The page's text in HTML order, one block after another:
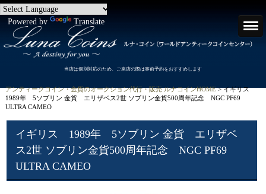
Powered by Translate
当店は個別対応のため、ご来店の際は事前予約をおすすめします
アンティークコイン・金貨のオークション代行・販売 ルナコインHOME> イギリス
1989年 5ソブリン 金貨 エリザベス2世 ソブリン金貨500周年記念 NGC PF69
ULTRA CAMEO
イギリス 1989年 5ソブリン 金貨 エリザベ
ス2世 ソブリン金貨500周年記念 NGC PF69
ULTRA CAMEO